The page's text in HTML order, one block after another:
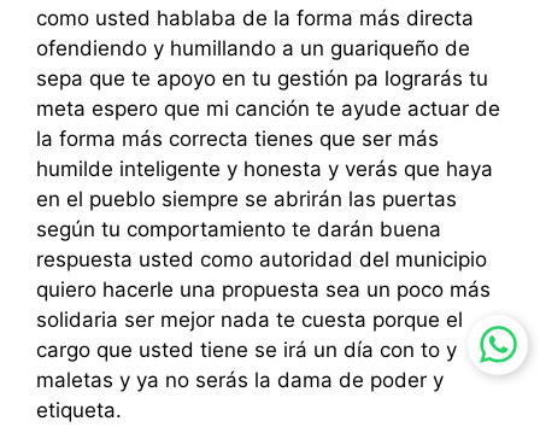
como usted hablaba de la forma más directa
ofendiendo y humillando a un guariqueño de
sepa que te apoyo en tu gestión pa lograrás tu
meta espero que mi canción te ayude actuar de
la forma más correcta tienes que ser más
humilde inteligente y honesta y verás que haya
en el pueblo siempre se abrirán las puertas
según tu comportamiento te darán buena
respuesta usted como autoridad del municipio
quiero hacerle una propuesta sea un poco más
solidaria ser mejor nada te cuesta porque el
cargo que usted tiene se irá un día con to y
maletas y ya no serás la dama de poder y
etiqueta.